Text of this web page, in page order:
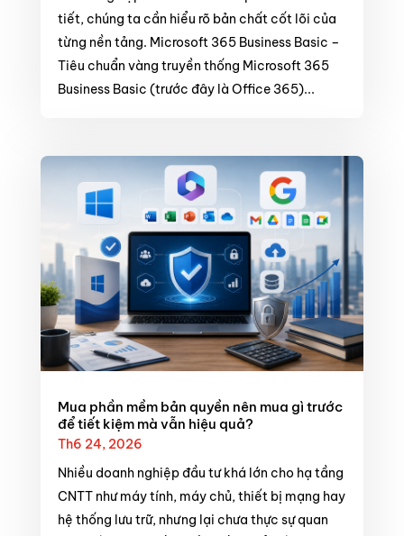
tiết, chúng ta cần hiểu rõ bản chất cốt lõi của
từng nền tảng. Microsoft 365 Business Basic –
Tiêu chuẩn vàng truyền thống Microsoft 365
Business Basic (trước đây là Office 365)...
Mua phần mềm bản quyền nên mua gì trước
để tiết kiệm mà vẫn hiệu quả?
Th6 24, 2026
Nhiều doanh nghiệp đầu tư khá lớn cho hạ tầng
CNTT như máy tính, máy chủ, thiết bị mạng hay
hệ thống lưu trữ, nhưng lại chưa thực sự quan